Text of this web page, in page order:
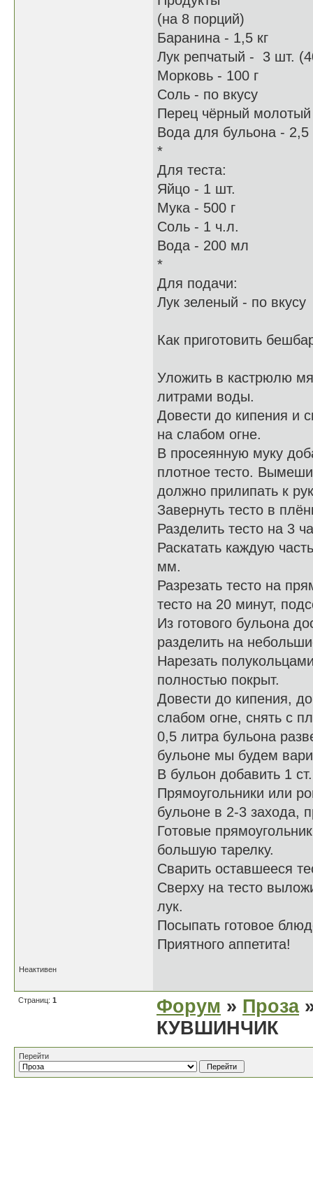
(на 8 порций)
Баранина - 1,5 кг
Лук репчатый - 3 шт.
Морковь - 100 г
Соль - по вкусу
Перец чёрный молотый
Вода для бульона - 2,5
*
Для теста:
Яйцо - 1 шт.
Мука - 500 г
Соль - 1 ч.л.
Вода - 200 мл
*
Для подачи:
Лук зеленый - по вкусу
Как приготовить
Уложить в кастрюлю
литрами воды.
Довести до кипения и
на слабом огне.
В просеянную муку
плотное тесто.
должно прилипать к
Завернуть тесто в
Разделить тесто на 3
Раскатать каждую
мм.
Разрезать тесто на
тесто на 20 минут,
Из готового бульона
разделить на
Нарезать
полностью покрыт.
Довести до кипения,
слабом огне, снять с
0,5 литра бульона
бульоне мы будем
В бульон добавить 1
Прямоугольники или
бульоне в 2-3 захода,
Готовые
большую тарелку.
Сварить оставшееся
Сверху на тесто
лук.
Посыпать готовое
Приятного аппетита!
Неактивен
Страниц: 1 Форум » Проза
КУВШИНЧИК
Перейти